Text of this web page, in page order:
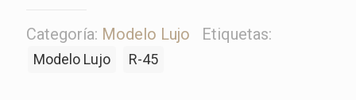
Categoría: Modelo Lujo Etiquetas:
Modelo Lujo R-45